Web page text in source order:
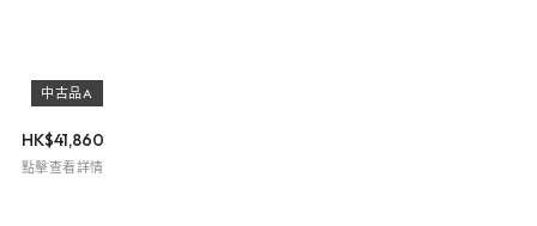
中古品A
HK$41,860
點擊查看詳情